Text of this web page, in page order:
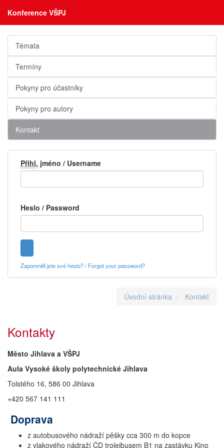
Konference VŠPJ
Témata
Termíny
Pokyny pro účastníky
Pokyny pro autory
Kontakt
Přihl. jméno / Username
Heslo / Password
Zapomněli jste své heslo? / Forgot your password?
Úvodní stránka Kontakt
Kontakty
Město Jihlava a VŠPJ
Aula Vysoké školy polytechnické Jihlava
Tolstého 16, 586 00 Jihlava
+420 567 141 111
Doprava
z autobusového nádraží pěšky cca 300 m do kopce
z vlakového nádraží ČD trolejbusem B1 na zastávku Kino